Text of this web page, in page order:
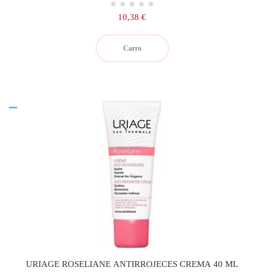
Precio
10,38 €
Carro
URIAGE ROSELIANE ANTIRROJECES CREMA 40 ML